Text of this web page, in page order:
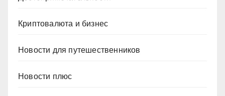
Криптовалюта и бизнес
Новости для путешественников
Новости плюс